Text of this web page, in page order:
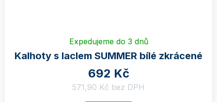
Expedujeme do 3 dnů
Kalhoty s laclem SUMMER bílé zkrácené
692 Kč
571,90 Kč bez DPH